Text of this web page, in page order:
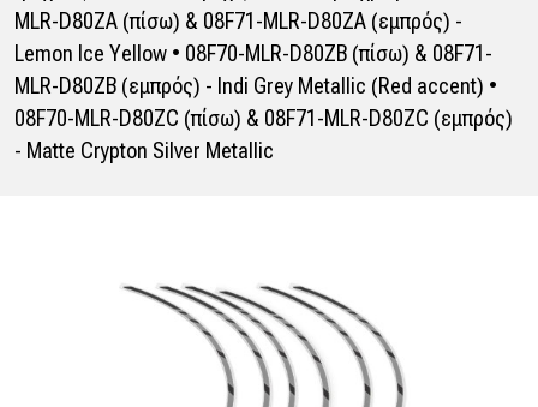
MLR-D80ZA (πίσω) & 08F71-MLR-D80ZA (εμπρός) -
Lemon Ice Yellow • 08F70-MLR-D80ZB (πίσω) & 08F71-
MLR-D80ZB (εμπρός) - Indi Grey Metallic (Red accent) •
08F70-MLR-D80ZC (πίσω) & 08F71-MLR-D80ZC (εμπρός)
- Matte Crypton Silver Metallic